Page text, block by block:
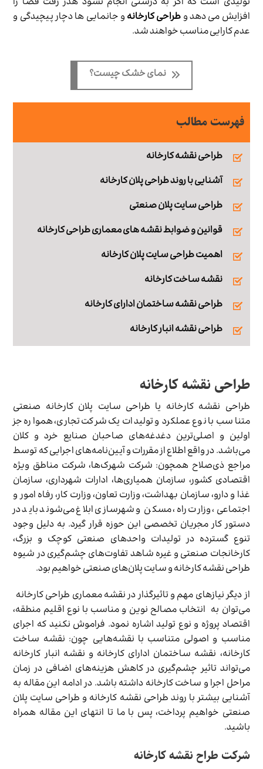
تولیدی است که اگر به درستی انجام نشود هدر رفت فضا را
افزایش می دهد وطراحی کارخانه و جانمایی ها دچار پیچیدگی و
عدم کارایی مناسب خواهند شد.
نمای خشک چیست؟
فهرست مطالب
طراحی نقشه کارخانه
آشنایی با روند طراحی پلان کارخانه
طراحی سایت پلان صنعتی
قوانین و ضوابط نقشه های معماری طراحی کارخانه
اهمیت طراحی سایت پلان کارخانه
نقشه ساخت کارخانه
طراحی نقشه ساختمان ادارای کارخانه
طراحی نقشه انبار کارخانه
طراحی نقشه کارخانه
طراحی نقشه کارخانه یا طراحی سایت پلان کارخانه صنعتی
متناسب با نوع عملکرد و تولیدات یک شرکت تجاری، همواره جز
اولین و اصلی‌ترین دغدغه‌های صاحبان صنایع خرد و کلان
می‌باشد. در واقع اطلاع از مقررات و آیین‌نامه‌های اجرایی که توسط
مراجع ذی‌صلاح همچون: شرکت شهرک‌ها، شرکت مناطق ویژه
اقتصادی کشور، سازمان همیاری‌ها، ادارات شهرداری‌، سازمان
غذا و دارو، سازمان بهداشت، وزارت تعاون، وزارت کار، رفاه امور و
اجتماعی، وزارت راه، مسکن و شهرسازی ابلاغ می‌شوند باید در
دستور کار مجریان تخصصی این حوزه قرار گیرد. به دلیل وجود
تنوع گسترده در تولیدات واحدهای صنعتی کوچک و بزرگ،
کارخانجات صنعتی و غیره شاهد تفاوت‎‌های چشم‌گیری در شیوه
طراحی نقشه کارخانه و سایت پلان‌های صنعتی خواهیم بود.
از دیگر نیازهای مهم و تاثیرگذار در نقشه معماری طراحی کارخانه
می‌توان به انتخاب مصالح نوین و مناسب با نوع اقلیم منطقه،
اقتصاد پروژه و نوع تولید اشاره نمود. فراموش نکنید که اجرای
مناسب و اصولی متناسب با نقشه‌هایی چون: نقشه ساخت
کارخانه، نقشه ساختمان ادارای کارخانه و نقشه انبار کارخانه
می‌تواند تاثیر چشم‌گیری در کاهش هزینه‌های اضافی در زمان
مراحل اجرا و ساخت کارخانه داشته باشد. در ادامه این مقاله به
آشنایی بیشتر با روند طراحی نقشه کارخانه و طراحی سایت پلان
صنعتی خواهیم پرداخت، پس با ما تا انتهای این مقاله همراه
باشید.
شرکت طراح نقشه کارخانه